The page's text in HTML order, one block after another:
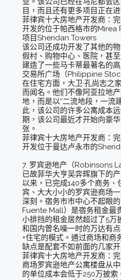
目，而且还有更多项目正在进
菲律宾十大房地产开发商：
开发的位于帕西格市的
项目Sheridan Towers
该公司还成功开发了其他的
假村、购物中心、医院，甚
建造了一些马卡蒂最著名的
交易所广场（Philippine
在住宅方面，大卫·孔尚志之
而闻名。他们不像阿亚拉地
地，而是以“二流地段，一流
此，该公司的许多公寓成本
期，该公司最近才开始向豪
张。
菲律宾十大房地产开发商：
开发位于曼达卢永市的
7. 罗宾逊地产（Robinsons
已故菲华大亨吴弈辉旗下的
以来，已完成140多个商务、
宾、大大小小的罗宾逊商场
深刻。宿务市市中心不起眼
Fuente Mall）是宿务租金最
小排挡的租金居然超过了5万
和国内曾名噪一时的万达有
+住宅的模式。通过商场和商
缺点是配套不如前面的几家
菲律宾十大房地产开发商：
商场罗宾逊地产公寓楼盘从
的单位成本会低于250万披